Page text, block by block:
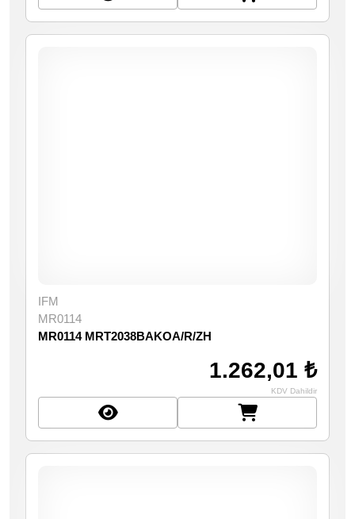
IFM
MR0114
MR0114 MRT2038BAKOA/R/ZH
1.262,01 ₺
KDV Dahildir